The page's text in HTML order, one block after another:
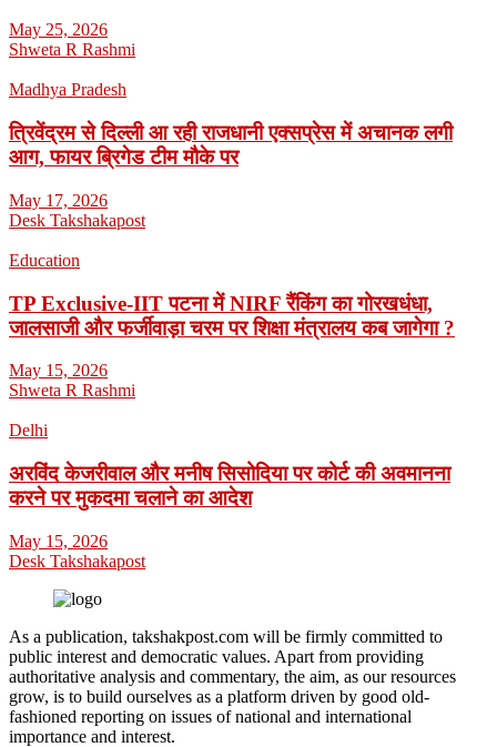
May 25, 2026
Shweta R Rashmi
Madhya Pradesh
त्रिवेंद्रम से दिल्ली आ रही राजधानी एक्सप्रेस में अचानक लगी
आग, फायर ब्रिगेड टीम मौके पर
May 17, 2026
Desk Takshakapost
Education
TP Exclusive-IIT पटना में NIRF रैंकिंग का गोरखधंधा,
जालसाजी और फर्जीवाड़ा चरम पर शिक्षा मंत्रालय कब जागेगा ?
May 15, 2026
Shweta R Rashmi
Delhi
अरविंद केजरीवाल और मनीष सिसोदिया पर कोर्ट की अवमानना
करने पर मुकदमा चलाने का आदेश
May 15, 2026
Desk Takshakapost
As a publication, takshakpost.com will be firmly committed to
public interest and democratic values. Apart from providing
authoritative analysis and commentary, the aim, as our resources
grow, is to build ourselves as a platform driven by good old-
fashioned reporting on issues of national and international
importance and interest.